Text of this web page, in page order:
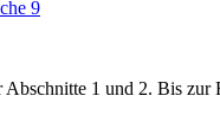
9
1 und 2. Bis